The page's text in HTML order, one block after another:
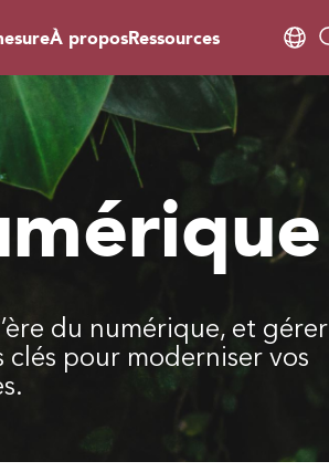
À proposRessources
du numérique, et gérer
pour moderniser vos